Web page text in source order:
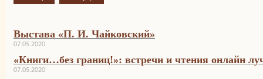
Выстава «П. И. Чайковский»
07.05.2020
«Книги…без границ!»: встречи и чтения онлайн
07.05.2020